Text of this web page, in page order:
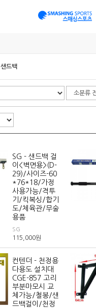
샌드백
SG - 샌드백 걸
이<벽면용>(D-
29)/사이즈-60
*76*18/가정
사용가능/격투
기/킥복싱/합기
도/체육관/무술
용품
SG
115,000원
컨텐더 - 천정용
다용도 설치대
CGE-857 고리
부분마모시 교
체가능/철봉/샌
드백걸이/천정